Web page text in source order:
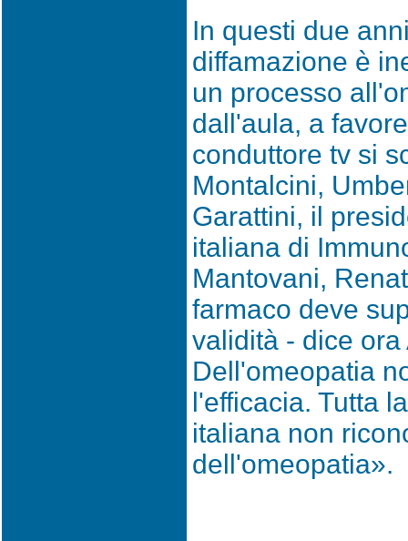
In questi due
diffamazione è
un processo
dall'aula, a
conduttore tv si
Montalcini,
Garattini, il
italiana di
Mantovani,
farmaco deve
validità - dice ora
Dell'omeopatia
l'efficacia. Tutta
italiana non
dell'omeopatia».